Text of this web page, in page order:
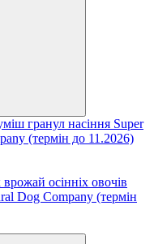
гранул насіння Super
(термін до 11.2026)